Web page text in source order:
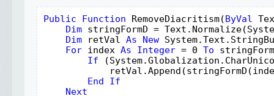
Public Function RemoveDiacritism(ByVal
    Dim
stringFormD =
Dim
retVal As New
For index As Integer = 0 To
If
End If
    Next